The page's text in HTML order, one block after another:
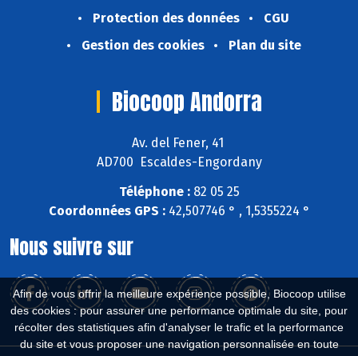
Afin de vous offrir la meilleure expérience possible, Biocoop utilise
des cookies : pour assurer une performance optimale du site, pour
récolter des statistiques afin d'analyser le trafic et la performance
du site et vous proposer une navigation personnalisée en toute
Protection des données
CGU
Gestion des cookies
Plan du site
Biocoop Andorra
Av. del Fener, 41
AD700 Escaldes-Engordany
Téléphone :82 05 25
Coordonnées GPS :42,507746 ° , 1,5355224 °
Nous suivre sur